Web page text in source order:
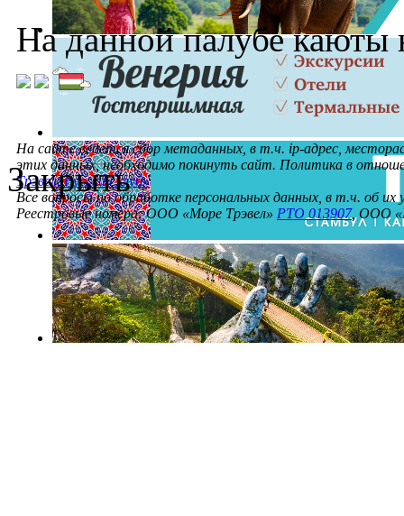
На данной палубе каюты
На сайте ведется сбор метаданных, в т.ч. ip-адрес,
этих данных, необходимо покинуть сайт. Политика в
Трэвел. Русский клуб»
Все вопросы по обработке персональных данных, в т.ч. об их
Реестровые номера: ООО «Море Трэвел» РТО 013907, ООО
Закрыть